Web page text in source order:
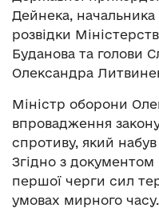
Дейнека, начальника
розвідки
Буданова та голови
Олександра
Міністр оборони
впровадження
спротиву, який набув
Згідно з документом
першої черги сил
умовах мирного часу.